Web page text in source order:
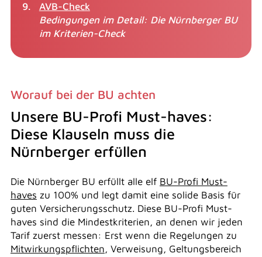
AVB-Check
Bedingungen im Detail: Die Nürnberger BU
im Kriterien-Check
Worauf bei der BU achten
Unsere BU-Profi Must-haves:
Diese Klauseln muss die
Nürnberger erfüllen
Die Nürnberger BU erfüllt alle elf BU-Profi Must-
haves zu 100% und legt damit eine solide Basis für
guten Versicherungsschutz. Diese BU-Profi Must-
haves sind die Mindestkriterien, an denen wir jeden
Tarif zuerst messen: Erst wenn die Regelungen zu
Mitwirkungspflichten, Verweisung, Geltungsbereich